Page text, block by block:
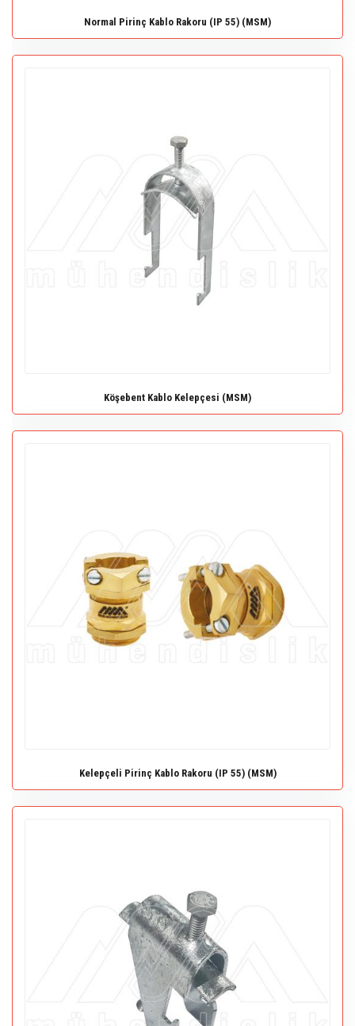
Normal Pirinç Kablo Rakoru (IP 55) (MSM)
Köşebent Kablo Kelepçesi (MSM)
Kelepçeli Pirinç Kablo Rakoru (IP 55) (MSM)